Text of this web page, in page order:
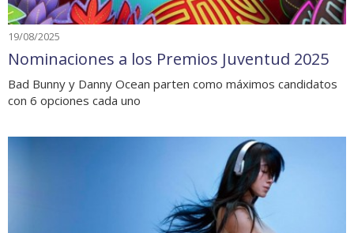
19/08/2025
Nominaciones a los Premios Juventud 2025
Bad Bunny y Danny Ocean parten como máximos candidatos
con 6 opciones cada uno